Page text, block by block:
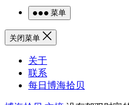
菜单
关闭菜单
关于
联系
每日博海拾贝